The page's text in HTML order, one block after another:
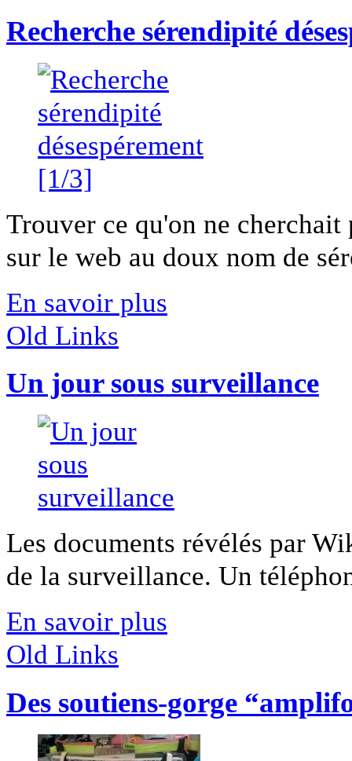
Recherche sérendipité
Trouver ce qu'on ne
sur le web au doux nom de
En savoir plus
Old Links
Un jour sous surveillance
Les documents révélés par
de la surveillance. Un
En savoir plus
Old Links
Des soutiens-gorge